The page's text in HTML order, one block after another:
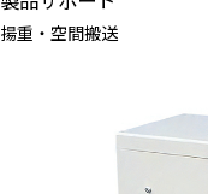
揚重・空間搬送